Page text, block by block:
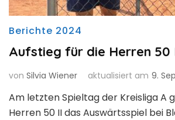
Berichte 2024
Aufstieg für die Herren 50
von Silvia Wiener aktualisiert am 9.
Am letzten Spieltag der Kreisliga A
Herren 50 II das Auswärtsspiel bei